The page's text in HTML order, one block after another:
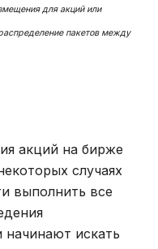
для акций или
пакетов между
акций на бирже
случаях
выполнить все
начинают искать